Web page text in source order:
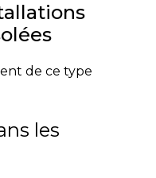
de ce type
les